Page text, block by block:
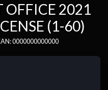
OFFICE 2021
(1-60)
0000000000000